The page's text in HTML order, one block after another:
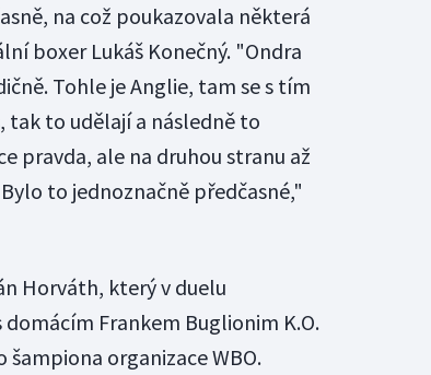
na což poukazovala některá
boxer Lukáš Konečný. "Ondra
Tohle je Anglie, tam se s tím
tak to udělají a následně to
pravda, ale na druhou stranu až
to jednoznačně předčasné,"
Horváth, který v duelu
Frankem Buglionim K.O.
organizace WBO.